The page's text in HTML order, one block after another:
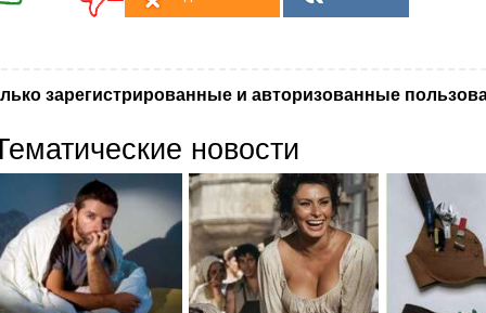
зарегистрированные и авторизованные
новости